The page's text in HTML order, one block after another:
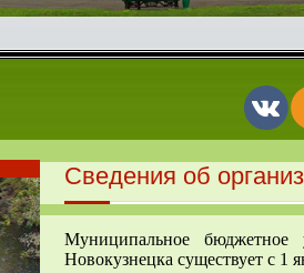
Сведения об
Муниципальное бюджетное
Новокузнецка существует с 1